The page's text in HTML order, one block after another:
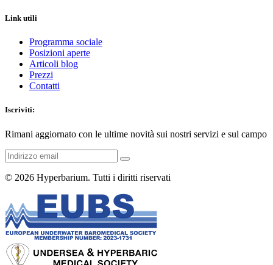
Link utili
Programma sociale
Posizioni aperte
Articoli blog
Prezzi
Contatti
Iscriviti:
Rimani aggiornato con le ultime novità sui nostri servizi e sul campo
© 2026 Hyperbarium. Tutti i diritti riservati